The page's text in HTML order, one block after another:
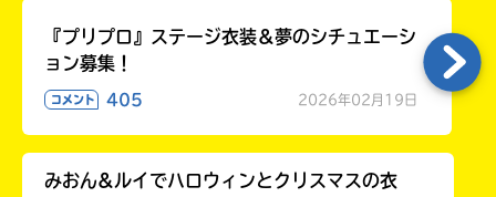
『プリプロ』ステージ衣装＆夢のシチュエーシ
ョン募集！
コメント 405 2026年02月19日
みおん&ルイでハロウィンとクリスマスの衣